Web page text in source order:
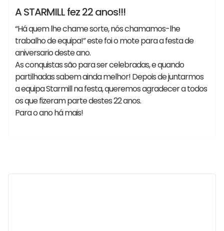
Lançamentos Notícias
A STARMILL fez 22 anos!!!
“Há quem lhe chame sorte, nós chamamos-lhe
trabalho de equipa!” este foi o mote para a festa de
aniversario deste ano.
As conquistas são para ser celebradas, e quando
partilhadas sabem ainda melhor! Depois de juntarmos
a equipa Starmill na festa, queremos agradecer a todos
os que fizeram parte destes 22 anos.
Para o ano há mais!